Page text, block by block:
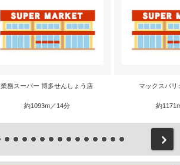
業務スーパー 博多せんしょう店
約1093m／14分
マックスバリ
約